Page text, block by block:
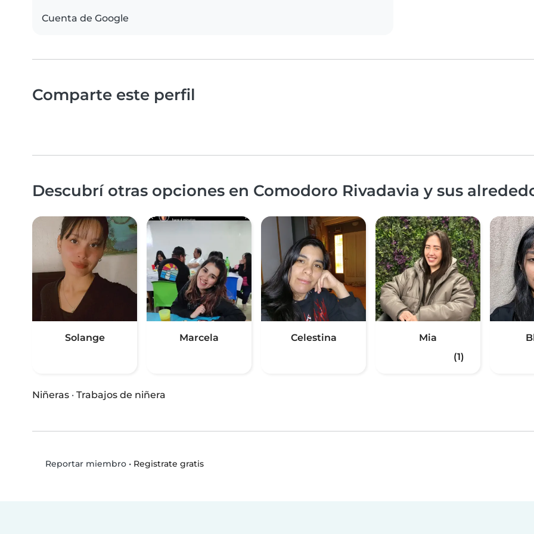
Cuenta de Google
Comparte este perfil
Descubrí otras opciones en Comodoro Rivadavia y sus
Solange Marcela Celestina
Mia
(1)
Niñeras · Trabajos de niñera
Reportar miembro• Registrate gratis